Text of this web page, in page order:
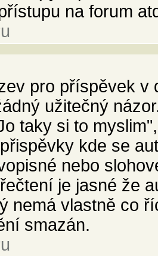
na forum
pro příspěvek
užitečný
taky si to
kde se
nebo
je jasné že
nemá vlastně co
smazán.